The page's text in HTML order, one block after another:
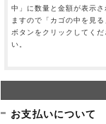
中」に数量と金額が表示さ
ますので「カゴの中を見る
ボタンをクリックしてくだ
い。
お支払いについて